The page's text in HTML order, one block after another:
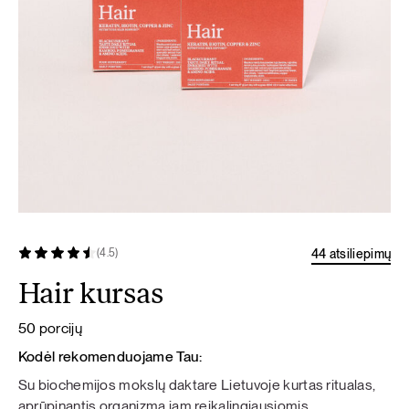
(4.5) 44 atsiliepimų
Hair kursas
50 porcijų
Kodėl rekomenduojame Tau:
Su biochemijos mokslų daktare Lietuvoje kurtas ritualas,